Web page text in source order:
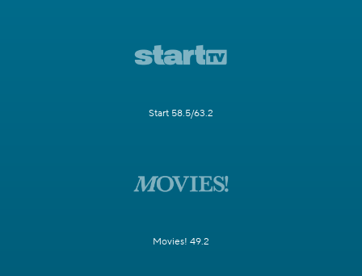
Start 58.5/63.2
Movies! 49.2